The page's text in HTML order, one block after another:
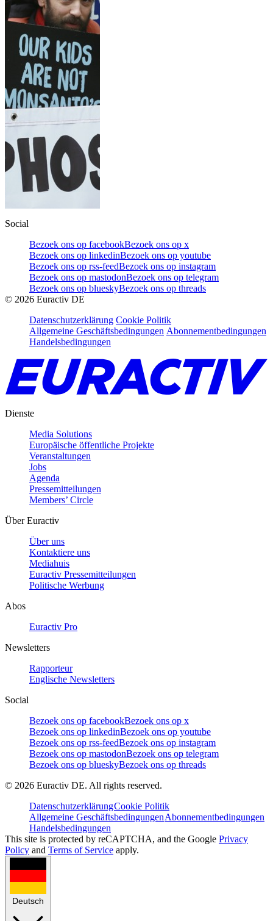
Social
Bezoek ons op facebookBezoek ons op x
Bezoek ons op linkedinBezoek ons op youtube
Bezoek ons op rss-feedBezoek ons op instagram
Bezoek ons op mastodonBezoek ons op telegram
Bezoek ons op blueskyBezoek ons op threads
© 2026 Euractiv DE
Datenschutzerklärung Cookie Politik
Allgemeine Geschäftsbedingungen Abonnementbedingungen
Handelsbedingungen
Dienste
Media Solutions
Europäische öffentliche Projekte
Veranstaltungen
Jobs
Agenda
Pressemitteilungen
Members’ Circle
Über Euractiv
Über uns
Kontaktiere uns
Mediahuis
Euractiv Pressemitteilungen
Politische Werbung
Abos
Euractiv Pro
Newsletters
Rapporteur
Englische Newsletters
Social
Bezoek ons op facebookBezoek ons op x
Bezoek ons op linkedinBezoek ons op youtube
Bezoek ons op rss-feedBezoek ons op instagram
Bezoek ons op mastodonBezoek ons op telegram
Bezoek ons op blueskyBezoek ons op threads
© 2026 Euractiv DE. All rights reserved.
DatenschutzerklärungCookie Politik
Allgemeine GeschäftsbedingungenAbonnementbedingungen
Handelsbedingungen
This site is protected by reCAPTCHA, and the Google Privacy
Policy and Terms of Service apply.
Deutsch